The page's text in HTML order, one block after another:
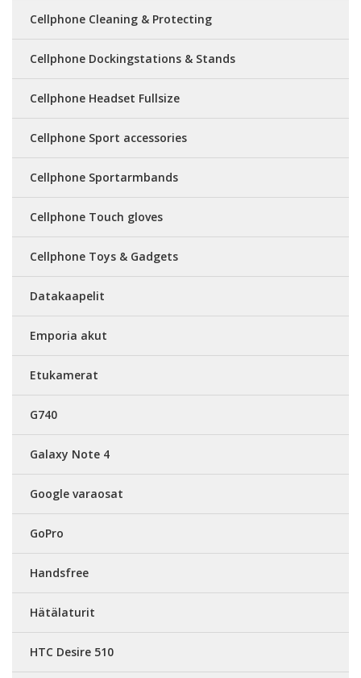
Cellphone Cleaning & Protecting
Cellphone Dockingstations & Stands
Cellphone Headset Fullsize
Cellphone Sport accessories
Cellphone Sportarmbands
Cellphone Touch gloves
Cellphone Toys & Gadgets
Datakaapelit
Emporia akut
Etukamerat
G740
Galaxy Note 4
Google varaosat
GoPro
Handsfree
Hätälaturit
HTC Desire 510